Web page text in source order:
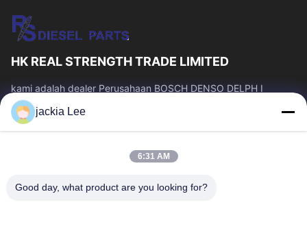
HK REAL STRENGTH TRADE LIMITED
kami adalah dealer Perusahaan BOSCH DENSO DELPH I
CATERPILLAR VOLVO CUMMINS TOYOTA ISUZU。 whatsapp
number :0086 159 2067 9523 .
Tautan Cepat
Produk
Tentang Kami
Tur Pabrik
jackia Lee
6:31 AM
Good day, what product are you looking for?